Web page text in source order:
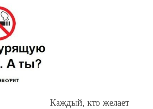
Каждый, кто желает